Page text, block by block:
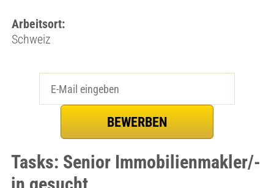
Arbeitsort:
Schweiz
Tasks: Senior Immobilienmakler/-